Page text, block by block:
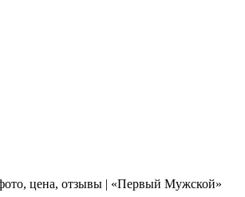
цена, отзывы | «Первый Мужской»